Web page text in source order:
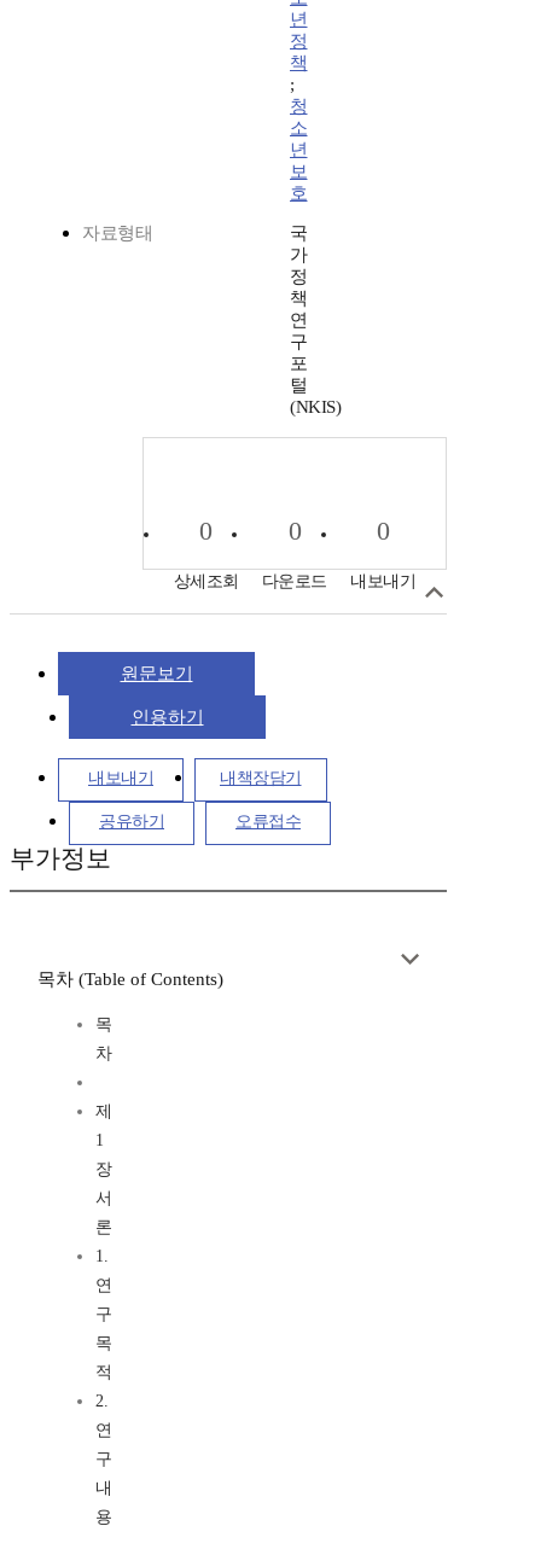
년
정
책
;
청
소
년
보
호
자료형태
국
가
정
책
연
구
포
털
(NKIS)
0
상세조회
0
다운로드
0
내보내기
원문보기
인용하기
내보내기 내책장담기
공유하기 오류접수
부가정보
목차 (Table of Contents)
목
차
제
1
장
서
론
1.
연
구
목
적
2.
연
구
내
용